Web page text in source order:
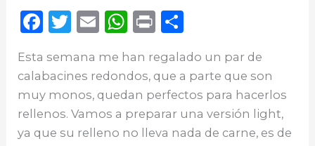
F
c
e
b
o
T
it
te
r
E
ai
l
W
a
ts
A
p
P
n
t
m
p
ar
ti
Esta semana me han regalado un par de
calabacines redondos, que a parte que son
muy monos, quedan perfectos para hacerlos
rellenos. Vamos a preparar una versión light,
ya que su relleno no lleva nada de carne, es de